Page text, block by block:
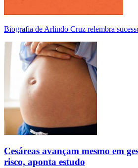
Biografia de Arlindo Cruz relembra
Cesáreas avançam mesmo em
risco, aponta estudo